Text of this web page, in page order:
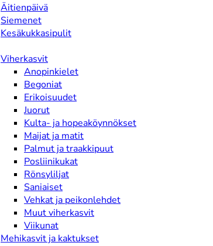
Äitienpäivä
Siemenet
Kesäkukkasipulit
Viherkasvit
Anopinkielet
Begoniat
Erikoisuudet
Juorut
Kulta- ja hopeaköynnökset
Maijat ja matit
Palmut ja traakkipuut
Posliinikukat
Rönsyliljat
Saniaiset
Vehkat ja peikonlehdet
Muut viherkasvit
Viikunat
Mehikasvit ja kaktukset